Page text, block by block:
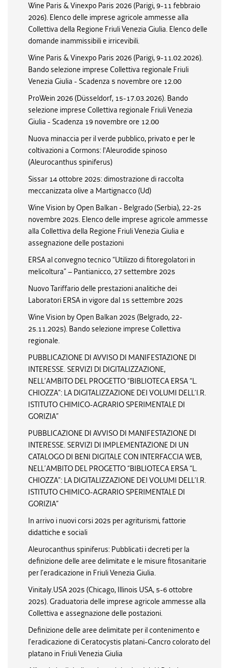
Wine Paris & Vinexpo Paris 2026 (Parigi, 9-11 febbraio
2026). Elenco delle imprese agricole ammesse alla
Collettiva della Regione Friuli Venezia Giulia. Elenco delle
domande inammissibili e irricevibili.
Wine Paris & Vinexpo Paris 2026 (Parigi, 9-11.02.2026).
Bando selezione imprese Collettiva regionale Friuli
Venezia Giulia - Scadenza 5 novembre ore 12.00
ProWein 2026 (Düsseldorf, 15-17.03.2026). Bando
selezione imprese Collettiva regionale Friuli Venezia
Giulia - Scadenza 19 novembre ore 12.00
Nuova minaccia per il verde pubblico, privato e per le
coltivazioni a Cormons: l'Aleurodide spinoso
(Aleurocanthus spiniferus)
Sissar 14 ottobre 2025: dimostrazione di raccolta
meccanizzata olive a Martignacco (Ud)
Wine Vision by Open Balkan - Belgrado (Serbia), 22-25
novembre 2025. Elenco delle imprese agricole ammesse
alla Collettiva della Regione Friuli Venezia Giulia e
assegnazione delle postazioni
ERSA al convegno tecnico “Utilizzo di fitoregolatori in
melicoltura” – Pantianicco, 27 settembre 2025
Nuovo Tariffario delle prestazioni analitiche dei
Laboratori ERSA in vigore dal 15 settembre 2025
Wine Vision by Open Balkan 2025 (Belgrado, 22-
25.11.2025). Bando selezione imprese Collettiva
regionale.
PUBBLICAZIONE DI AVVISO DI MANIFESTAZIONE DI
INTERESSE. SERVIZI DI DIGITALIZZAZIONE,
NELL’AMBITO DEL PROGETTO “BIBLIOTECA ERSA “L.
CHIOZZA”: LA DIGITALIZZAZIONE DEI VOLUMI DELL’I.R.
ISTITUTO CHIMICO-AGRARIO SPERIMENTALE DI
GORIZIA”
PUBBLICAZIONE DI AVVISO DI MANIFESTAZIONE DI
INTERESSE. SERVIZI DI IMPLEMENTAZIONE DI UN
CATALOGO DI BENI DIGITALE CON INTERFACCIA WEB,
NELL’AMBITO DEL PROGETTO “BIBLIOTECA ERSA “L.
CHIOZZA”: LA DIGITALIZZAZIONE DEI VOLUMI DELL’I.R.
ISTITUTO CHIMICO-AGRARIO SPERIMENTALE DI
GORIZIA”
In arrivo i nuovi corsi 2025 per agriturismi, fattorie
didattiche e sociali
Aleurocanthus spiniferus: Pubblicati i decreti per la
definizione delle aree delimitate e le misure fitosanitarie
per l’eradicazione in Friuli Venezia Giulia.
Vinitaly.USA 2025 (Chicago, Illinois USA, 5-6 ottobre
2025). Graduatoria delle imprese agricole ammesse alla
Collettiva e assegnazione delle postazioni.
Definizione delle aree delimitate per il contenimento e
l’eradicazione di Ceratocystis platani-Cancro colorato del
platano in Friuli Venezia Giulia